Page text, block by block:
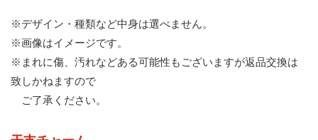
※デザイン・種類など中身は選べません。
※画像はイメージです。
※まれに傷、汚れなどある可能性もございますが返品交換は
致しかねますので
ご了承ください。